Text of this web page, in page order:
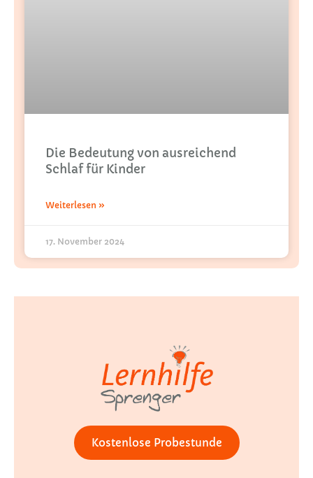
Die Bedeutung von ausreichend
Schlaf für Kinder
Weiterlesen »
17. November 2024
Kostenlose Probestunde